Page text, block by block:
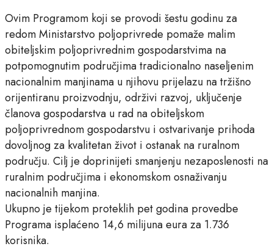
Ovim Programom koji se provodi šestu godinu za
redom Ministarstvo poljoprivrede pomaže malim
obiteljskim poljoprivrednim gospodarstvima na
potpomognutim područjima tradicionalno naseljenim
nacionalnim manjinama u njihovu prijelazu na tržišno
orijentiranu proizvodnju, održivi razvoj, uključenje
članova gospodarstva u rad na obiteljskom
poljoprivrednom gospodarstvu i ostvarivanje prihoda
dovoljnog za kvalitetan život i ostanak na ruralnom
području. Cilj je doprinijeti smanjenju nezaposlenosti na
ruralnim područjima i ekonomskom osnaživanju
nacionalnih manjina.
Ukupno je tijekom proteklih pet godina provedbe
Programa isplaćeno 14,6 milijuna eura za 1.736
korisnika.